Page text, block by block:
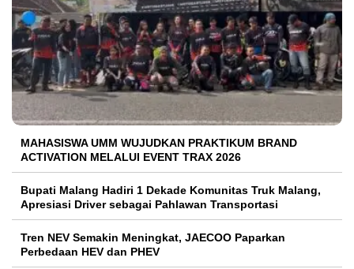
MAHASISWA UMM WUJUDKAN PRAKTIKUM BRAND
ACTIVATION MELALUI EVENT TRAX 2026
Bupati Malang Hadiri 1 Dekade Komunitas Truk Malang,
Apresiasi Driver sebagai Pahlawan Transportasi
Tren NEV Semakin Meningkat, JAECOO Paparkan
Perbedaan HEV dan PHEV